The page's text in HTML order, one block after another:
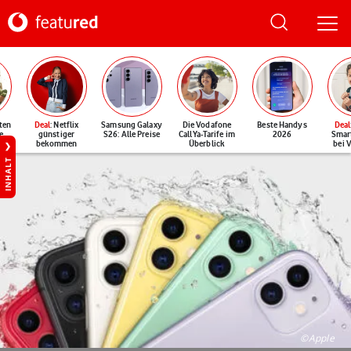
Deal: Netflix
günstiger
bekommen
Samsung Galaxy
S26: Alle Preise
Die Vodafone
CallYa-Tarife im
Überblick
Beste Handys
2026
Deal
bei
INHALT
©Apple